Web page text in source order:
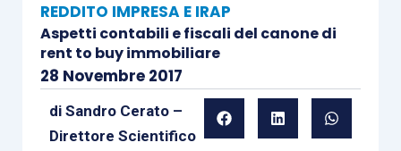
REDDITO IMPRESA E IRAP
Aspetti contabili e fiscali del canone di
rent to buy immobiliare
28 Novembre 2017
di Sandro Cerato –
Direttore Scientifico